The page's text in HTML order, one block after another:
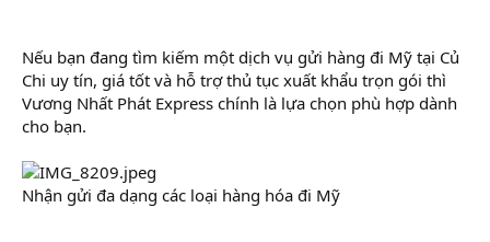
Nếu bạn đang tìm kiếm một dịch vụ gửi hàng đi Mỹ tại Củ
Chi uy tín, giá tốt và hỗ trợ thủ tục xuất khẩu trọn gói thì
Vương Nhất Phát Express chính là lựa chọn phù hợp dành
cho bạn.
Nhận gửi đa dạng các loại hàng hóa đi Mỹ